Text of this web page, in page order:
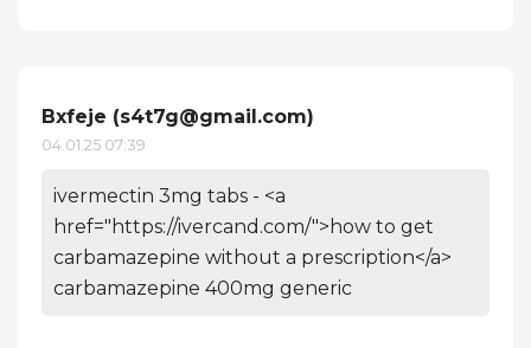
Bxfeje (s4t7g@gmail.com)
04.01.25 07:39
ivermectin 3mg tabs - <a
href="https://ivercand.com/">how to get
carbamazepine without a prescription</a>
carbamazepine 400mg generic